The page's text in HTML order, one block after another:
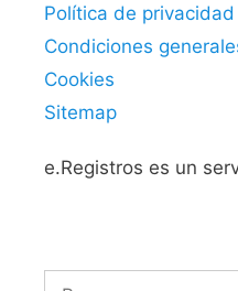
Política de privacidad
Condiciones
Cookies
Sitemap
e.Registros es un
Buscar: